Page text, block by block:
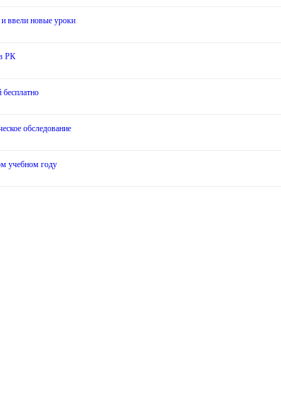
ввели новые уроки
РК
бесплатно
обследование
учебном году